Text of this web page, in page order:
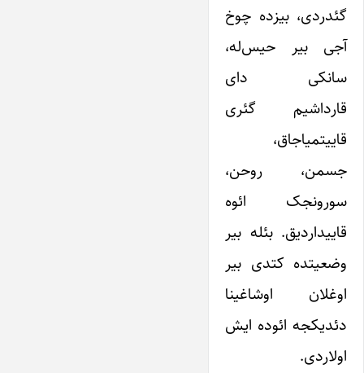
گئدردی، بیزده چوخ
آجی بیر حیس‌له،
سانکی دای
قارداشیم گئری
قاییتمیاجاق،
جسمن، روحن،
سورونجک ائوه
قاییداردیق. بئله بیر
وضعیتده کتدی بیر
اوغلان اوشاغینا
دئدیکجه ائوده ایش
اولاردی.